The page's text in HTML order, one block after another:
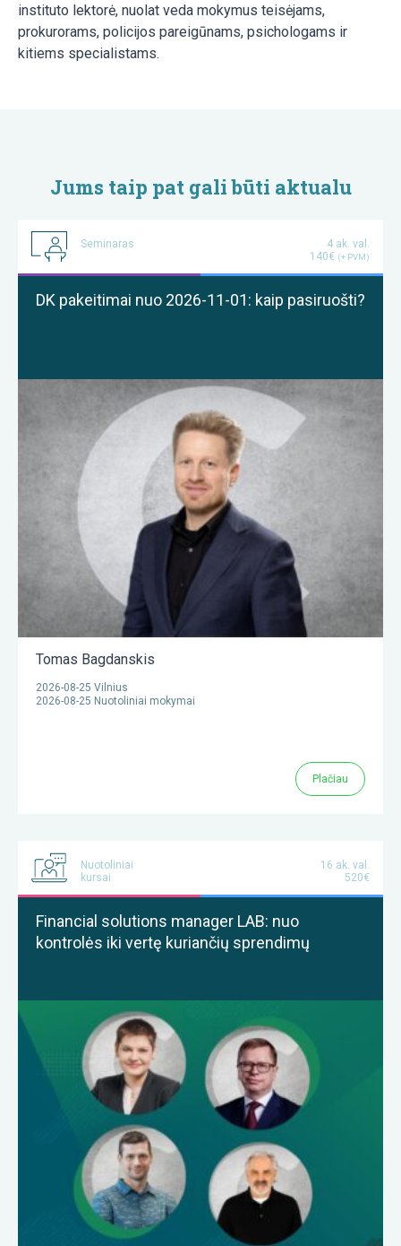
instituto lektorė, nuolat veda mokymus teisėjams,
prokurorams, policijos pareigūnams, psichologams ir
kitiems specialistams.
Jums taip pat gali būti aktualu
Seminaras
4 ak. val.
140€ (+ PVM)
DK pakeitimai nuo 2026-11-01: kaip pasiruošti?
Tomas Bagdanskis
2026-08-25 Vilnius
2026-08-25 Nuotoliniai mokymai
Plačiau
Nuotoliniai
kursai
16 ak. val.
520€
Financial solutions manager LAB: nuo
kontrolės iki vertę kuriančių sprendimų